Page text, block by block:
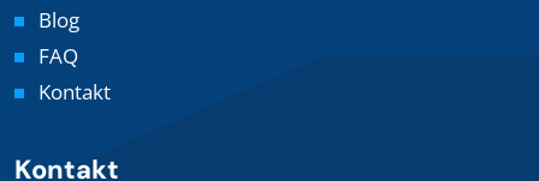
Blog
FAQ
Kontakt
Kontakt